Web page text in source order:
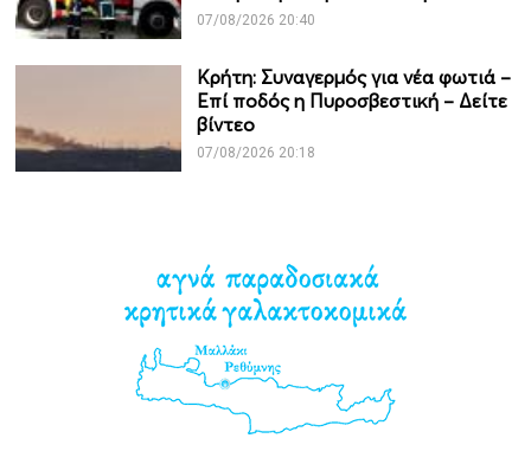
07/08/2026 20:40
Κρήτη: Συναγερμός για νέα φωτιά –
Επί ποδός η Πυροσβεστική – Δείτε
βίντεο
07/08/2026 20:18